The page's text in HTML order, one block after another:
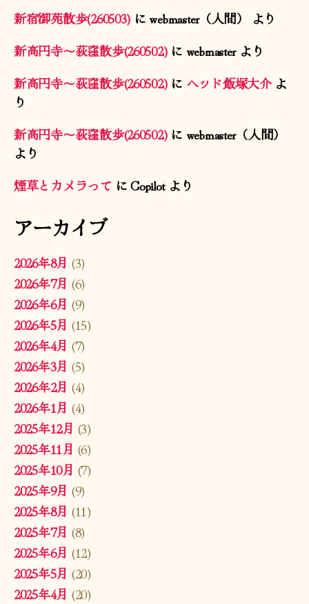
新宿御苑散歩(260503) にwebmaster（人間）
より
新高円寺〜荻窪散歩(260502)に webmasterより
新高円寺〜荻窪散歩(260502)に ヘッド飯塚大介よ
り
新高円寺〜荻窪散歩(260502)に webmaster（人間）
より
煙草とカメラってにCopilotより
アーカイブ
2026年8月 (3)
2026年7月 (6)
2026年6月 (9)
2026年5月 (15)
2026年4月 (7)
2026年3月 (5)
2026年2月 (4)
2026年1月 (4)
2025年12月 (3)
2025年11月 (6)
2025年10月 (7)
2025年9月 (9)
2025年8月 (11)
2025年7月 (8)
2025年6月 (12)
2025年5月 (20)
2025年4月 (20)